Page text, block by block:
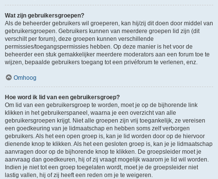
Wat zijn gebruikersgroepen?
Als de beheerder gebruikers wil groeperen, kan hij/zij dit doen door middel van
gebruikersgroepen. Gebruikers kunnen van meerdere groepen lid zijn (dit
verschilt per forum), deze groepen kunnen verschillende
permissies/toegangspermissies hebben. Op deze manier is het voor de
beheerder een stuk gemakkelijker meerdere moderators aan een forum toe te
wijzen, bepaalde gebruikers toegang tot een privéforum te verlenen, enz.
Omhoog
Hoe word ik lid van een gebruikersgroep?
Om lid van een gebruikersgroep te worden, moet je op de bijhorende link
klikken in het gebruikerspaneel, waarna je een overzicht van alle
gebruikersgroepen krijgt. Niet alle groepen zijn vrij toegankelijk, ze vereisen
een goedkeuring van je lidmaatschap en hebben soms zelf verborgen
gebruikers. Als het een open groep is, kan je lid worden door op de hiervoor
dienende knop te klikken. Als het een gesloten groep is, kan je je lidmaatschap
aanvragen door op de bijhorende knop te klikken. De groepsleider moet je
aanvraag dan goedkeuren, hij of zij vraagt mogelijk waarom je lid wil worden.
Indien je niet tot een groep toegelaten wordt, moet je de groepsleider niet
lastig vallen, hij of zij heeft een reden om je te weigeren.